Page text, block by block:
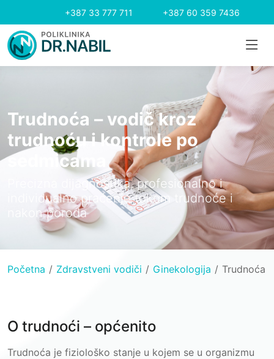
+387 33 777 711 +387 60 359 7436
Trudnoća – vodič kroz
trudnoću i kontrole po
sedmicama
Precizna dijagnostika, profesionalno i
individualno praćenje tokom trudnoće i
nakon poroda
Početna Zdravstveni vodiči Ginekologija Trudnoća
O trudnoći – općenito
Trudnoća je fiziološko stanje u kojem se u organizmu